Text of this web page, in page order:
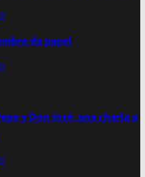
0
de papel
0
y Don José, una charla a
0